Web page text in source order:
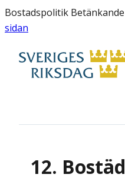
Bostadspolitik Betänkande
sidan
12.